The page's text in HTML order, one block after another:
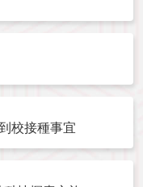
校接種事宜